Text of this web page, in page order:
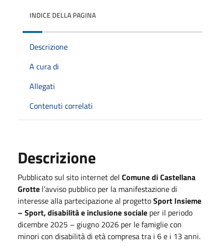
INDICE DELLA PAGINA
Descrizione
A cura di
Allegati
Contenuti correlati
Descrizione
Pubblicato sul sito internet del Comune di Castellana
Grotte l’avviso pubblico per la manifestazione di
interesse alla partecipazione al progettoSport Insieme
– Sport, disabilità e inclusione sociale per il periodo
dicembre 2025 – giugno 2026 per le famiglie con
minori con disabilità di età compresa tra i 6 e i 13 anni.